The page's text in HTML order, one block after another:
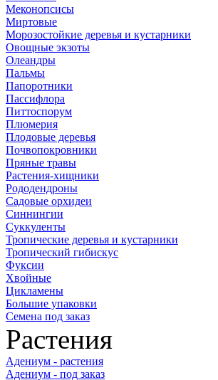
Меконопсисы
Миртовые
Морозостойкие деревья и кустарники
Овощные экзоты
Олеандры
Пальмы
Папоротники
Пассифлора
Питтоспорум
Плюмерия
Плодовые деревья
Почвопокровники
Пряные травы
Растения-хищники
Рододендроны
Садовые орхидеи
Синнингии
Суккуленты
Тропические деревья и кустарники
Тропический гибискус
Фуксии
Хвойные
Цикламены
Большие упаковки
Семена под заказ
Растения
Адениум - растения
Адениум - под заказ